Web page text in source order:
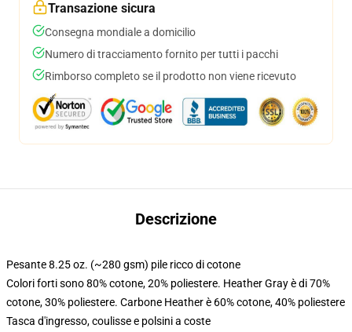
Transazione sicura
Consegna mondiale a domicilio
Numero di tracciamento fornito per tutti i pacchi
Rimborso completo se il prodotto non viene ricevuto
Descrizione
Pesante 8.25 oz. (~280 gsm) pile ricco di cotone
Colori forti sono 80% cotone, 20% poliestere. Heather Gray è di 70%
cotone, 30% poliestere. Carbone Heather è 60% cotone, 40% poliestere
Tasca d'ingresso, coulisse e polsini a coste